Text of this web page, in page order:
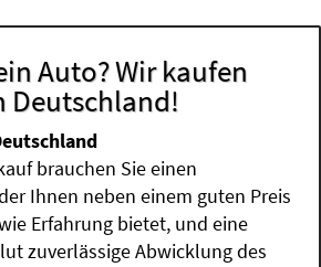
Auto? Wir kaufen
Deutschland!
brauchen Sie einen
Ihnen neben einem guten Preis
Erfahrung bietet, und eine
zuverlässige Abwicklung des